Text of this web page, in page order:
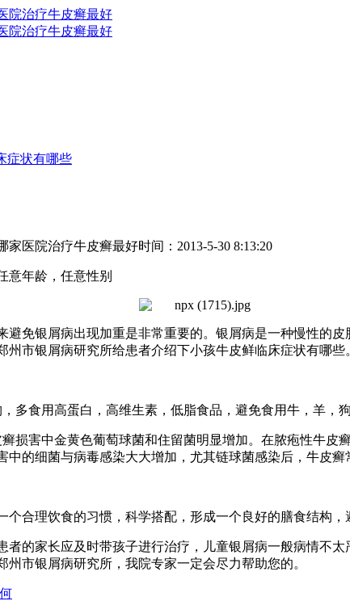
症状有哪些
家医院治疗牛皮癣最好时间：2013-5-30 8:13:20
意年龄，任意性别
避免银屑病出现加重是非常重要的。银屑病是一种慢性的
市银屑病研究所给患者介绍下小孩牛皮鲜临床症状有哪些
食用高蛋白，高维生素，低脂食品，避免食用牛，羊，
害中金黄色葡萄球菌和住留菌明显增加。在脓疱性牛皮
的细菌与病毒感染大大增加，尤其链球菌感染后，牛皮癣
合理饮食的习惯，科学搭配，形成一个良好的膳食结构，
的家长应及时带孩子进行治疗，儿童银屑病一般病情不
市银屑病研究所，我院专家一定会尽力帮助您的。